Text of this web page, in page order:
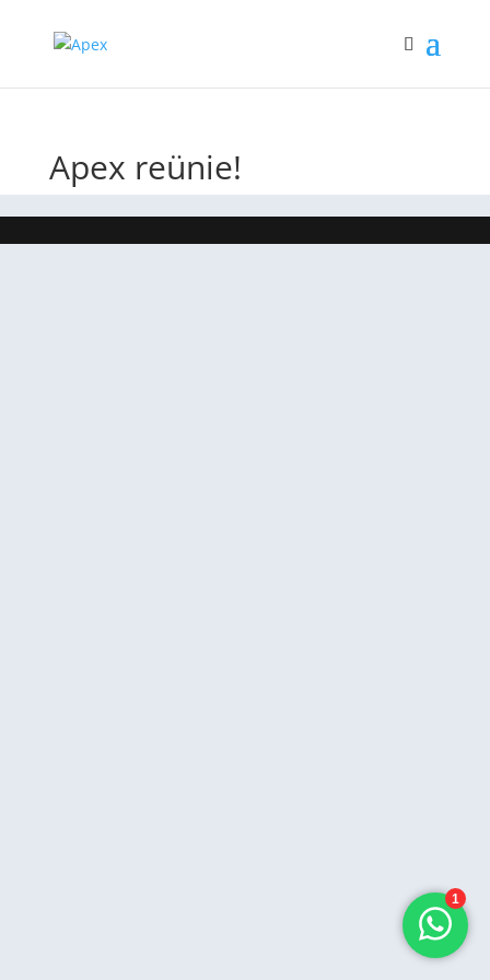
Apex reünie!